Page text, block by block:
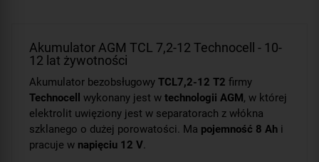
Akumulator AGM TCL 7,2-12 Technocell - 10-
12 lat żywotności
Akumulator bezobsługowy TCL7,2-12 T2 firmy
Technocell
wykonany jest w technologii AGM, w której
elektrolit uwięziony jest w separatorach z włókna
szklanego o dużej porowatości. Ma pojemność 8 Ah i
pracuje w napięciu 12 V.